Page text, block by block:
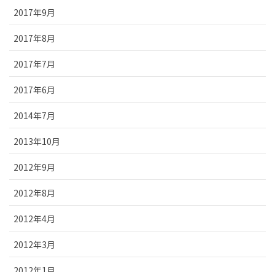
2017年9月
2017年8月
2017年7月
2017年6月
2014年7月
2013年10月
2012年9月
2012年8月
2012年4月
2012年3月